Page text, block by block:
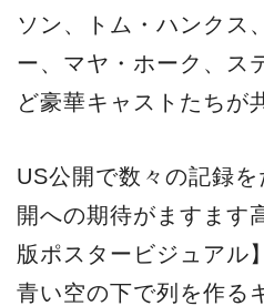
ソン、トム・ハンクス
ー、マヤ・ホーク、ス
ど豪華キャストたちが
US公開で数々の記録
開への期待がますます
版ポスタービジュアル
青い空の下で列を作る